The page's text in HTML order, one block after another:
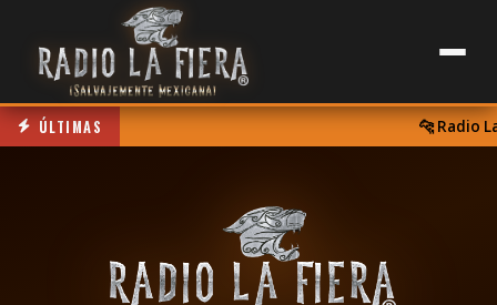
ÚLTIMAS 🐆 Radio